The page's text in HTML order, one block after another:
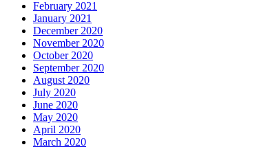
February 2021
January 2021
December 2020
November 2020
October 2020
September 2020
August 2020
July 2020
June 2020
May 2020
April 2020
March 2020